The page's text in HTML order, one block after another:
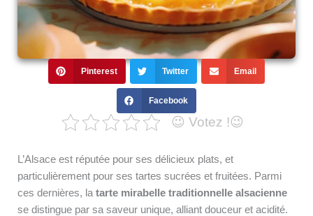
Pinterest Twitter Email
Facebook
😉 Votez !😉
L’Alsace est réputée pour ses délicieux plats, et
particulièrement pour ses tartes sucrées et fruitées. Parmi
ces dernières, la tarte mirabelle traditionnelle alsacienne
se distingue par sa saveur unique, alliant douceur et acidité.